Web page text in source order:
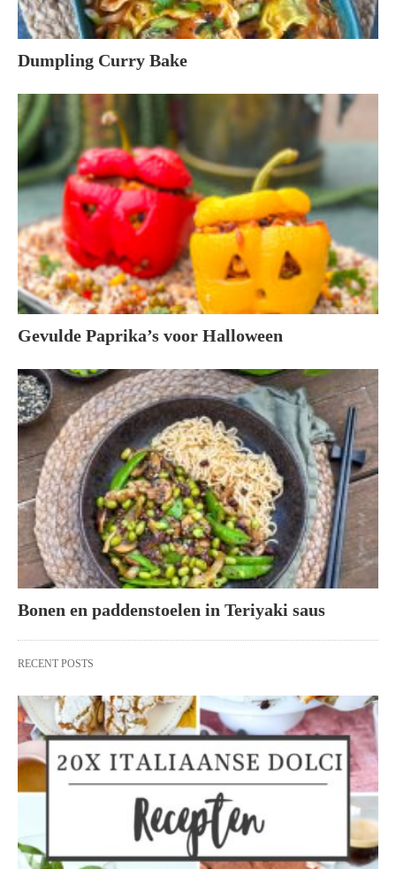
Dumpling Curry Bake
Gevulde Paprika’s voor Halloween
Bonen en paddenstoelen in Teriyaki saus
RECENT POSTS